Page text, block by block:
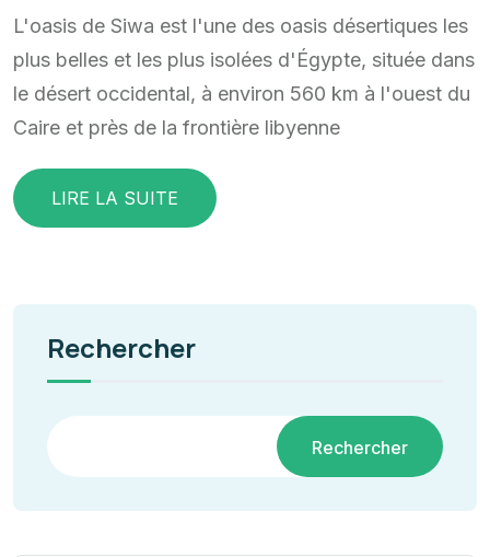
L'oasis de Siwa est l'une des oasis désertiques les
plus belles et les plus isolées d'Égypte, située dans
le désert occidental, à environ 560 km à l'ouest du
Caire et près de la frontière libyenne
LIRE LA SUITE
Rechercher
Rechercher